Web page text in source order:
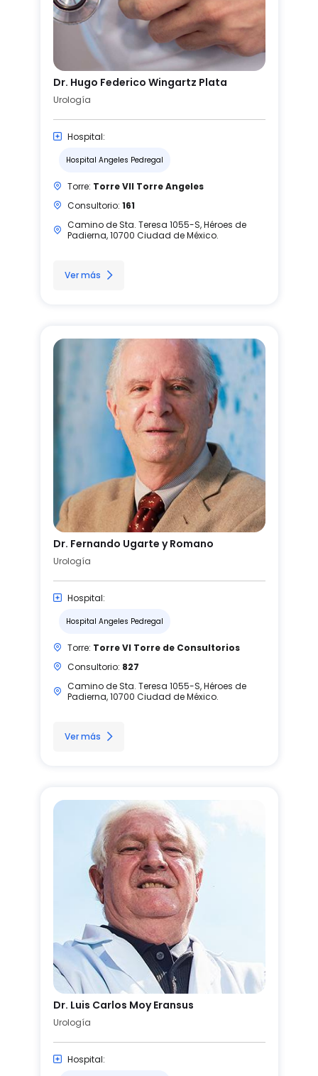
Dr. Hugo Federico Wingartz Plata
Urología
Hospital:
Hospital Angeles Pedregal
Torre: Torre VII Torre Angeles
Consultorio: 161
Camino de Sta. Teresa 1055-S, Héroes de
Padierna, 10700 Ciudad de México.
Ver más
Dr. Fernando Ugarte y Romano
Urología
Hospital:
Hospital Angeles Pedregal
Torre: Torre VI Torre de Consultorios
Consultorio: 827
Camino de Sta. Teresa 1055-S, Héroes de
Padierna, 10700 Ciudad de México.
Ver más
Dr. Luis Carlos Moy Eransus
Urología
Hospital: